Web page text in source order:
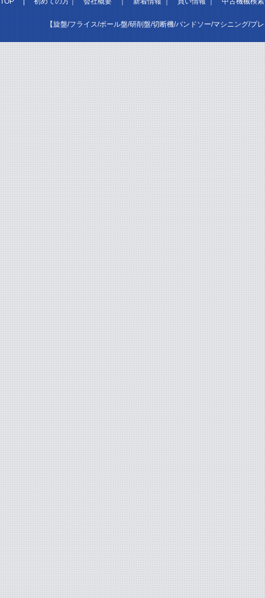
【旋盤/フライス/ボール盤/研削盤/切断機/バンドソー/マシニング/プ